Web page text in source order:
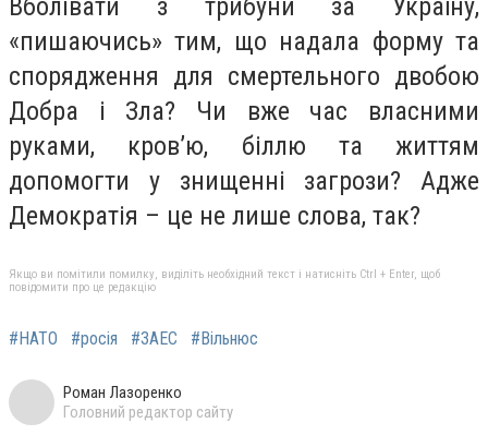
Вболівати з трибуни за Україну,
«пишаючись» тим, що надала форму та
спорядження для смертельного двобою
Добра і Зла? Чи вже час власними
руками, кров’ю, біллю та життям
допомогти у знищенні загрози? Адже
Демократія – це не лише слова, так?
Якщо ви помітили помилку, виділіть необхідний текст і натисніть Ctrl + Enter, щоб
повідомити про це редакцію
#НАТО #росія #ЗАЕС #Вільнюс
Роман Лазоренко
Головний редактор сайту